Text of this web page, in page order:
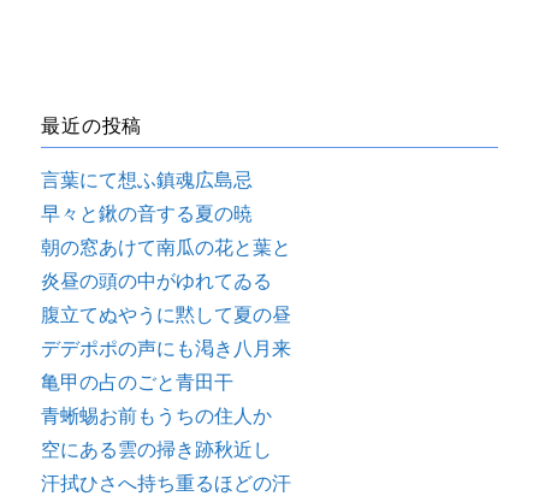
最近の投稿
言葉にて想ふ鎮魂広島忌
早々と鍬の音する夏の暁
朝の窓あけて南瓜の花と葉と
炎昼の頭の中がゆれてゐる
腹立てぬやうに黙して夏の昼
デデポポの声にも渇き八月来
亀甲の占のごと青田干
青蜥蜴お前もうちの住人か
空にある雲の掃き跡秋近し
汗拭ひさへ持ち重るほどの汗